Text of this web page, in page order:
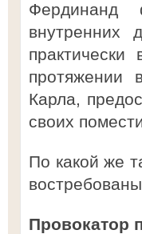
Фердинанд
протяжении
Карла,
своих
По какой же
Провокатор